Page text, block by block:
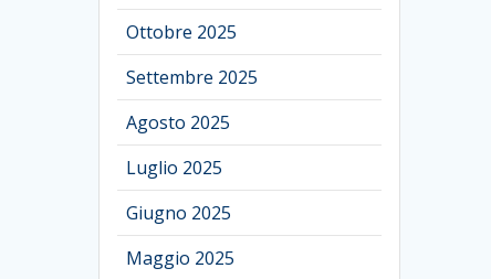
Ottobre 2025
Settembre 2025
Agosto 2025
Luglio 2025
Giugno 2025
Maggio 2025